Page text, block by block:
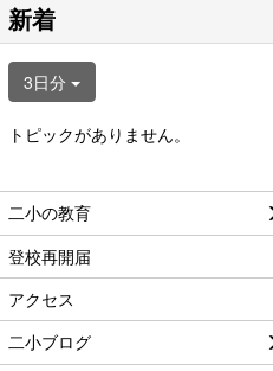
新着
3日分
トピックがありません。
二小の教育
登校再開届
アクセス
二小ブログ